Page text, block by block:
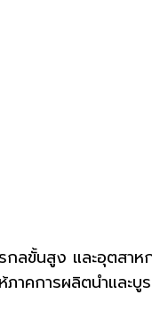
ลขั้นสูง และอุตสา
าคการผลิตนำและ